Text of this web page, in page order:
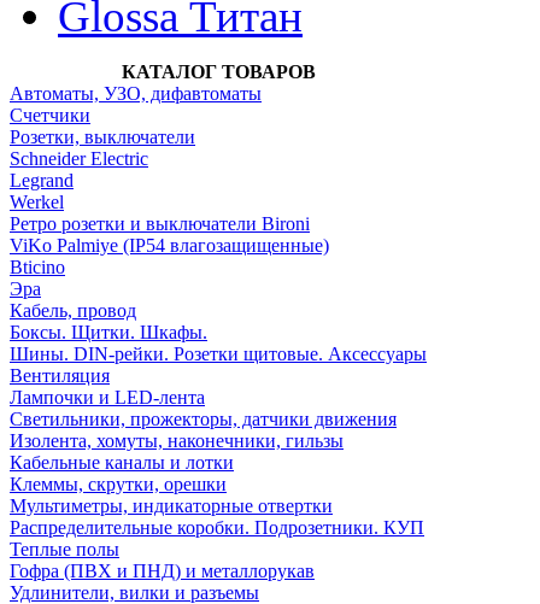
Glossa Титан
КАТАЛОГ ТОВАРОВ
Автоматы, УЗО, дифавтоматы
Счетчики
Розетки, выключатели
Schneider Electric
Legrand
Werkel
Ретро розетки и выключатели Bironi
ViKo Palmiye (IP54 влагозащищенные)
Bticino
Эра
Кабель, провод
Боксы. Щитки. Шкафы.
Шины. DIN-рейки. Розетки щитовые. Аксессуары
Вентиляция
Лампочки и LED-лента
Светильники, прожекторы, датчики движения
Изолента, хомуты, наконечники, гильзы
Кабельные каналы и лотки
Клеммы, скрутки, орешки
Мультиметры, индикаторные отвертки
Распределительные коробки. Подрозетники. КУП
Теплые полы
Гофра (ПВХ и ПНД) и металлорукав
Удлинители, вилки и разъемы